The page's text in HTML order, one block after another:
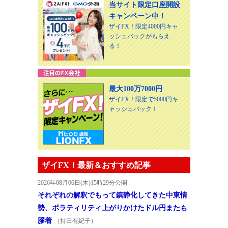
当サイト限定口座開設
キャンペーン中！
ザイFX！限定4000円キャ
ッシュバックがもらえ
る！
最大100万7000円
ザイFX！限定で5000円キ
ャッシュバック！
ザイFX！最新＆おすすめ記事
2026年08月06日(木)15時29分公開
それぞれの解釈でもって鎮静化してきた中東情
勢、ボラティリティ上がりかけたドル円またも
膠着
（持田有紀子）